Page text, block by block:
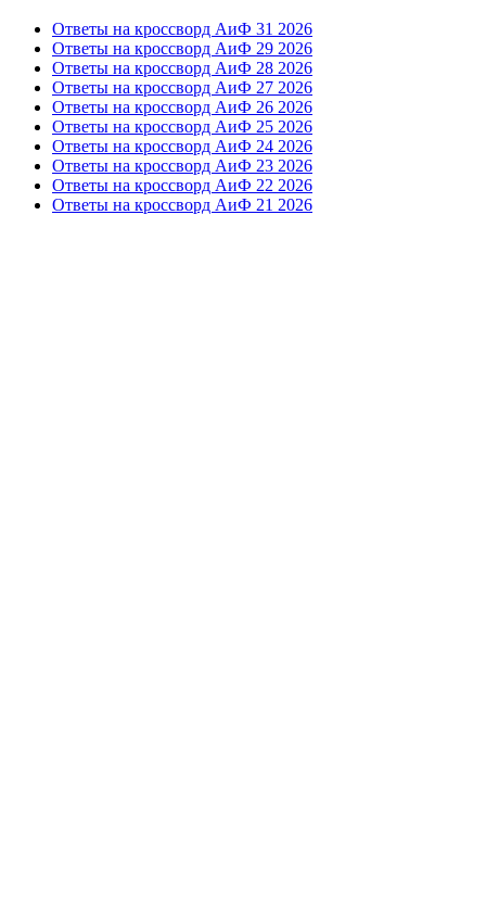
Ответы на кроссворд АиФ 31 2026
Ответы на кроссворд АиФ 29 2026
Ответы на кроссворд АиФ 28 2026
Ответы на кроссворд АиФ 27 2026
Ответы на кроссворд АиФ 26 2026
Ответы на кроссворд АиФ 25 2026
Ответы на кроссворд АиФ 24 2026
Ответы на кроссворд АиФ 23 2026
Ответы на кроссворд АиФ 22 2026
Ответы на кроссворд АиФ 21 2026